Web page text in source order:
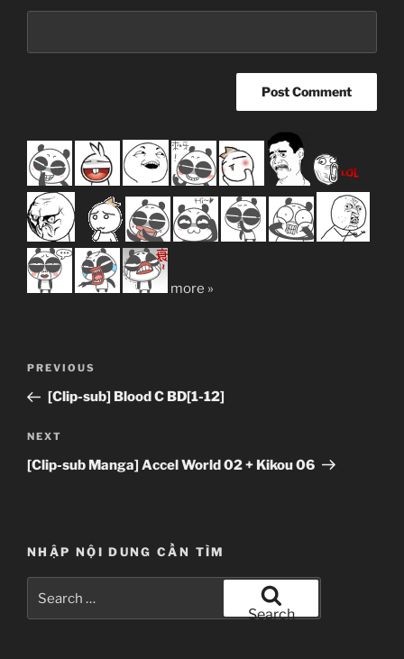
more »
Previous
Post
PREVIOUS
[Clip-sub] Blood C BD[1-12]
Next
Post
NEXT
[Clip-sub Manga] Accel World 02 + Kikou 06
NHẬP NỘI DUNG CẦN TÌM
for:
Search